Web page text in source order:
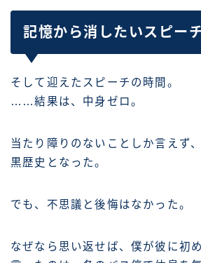
記憶から消したいスピー
そして迎えたスピーチの時間。
……結果は、中身ゼロ。
当たり障りのないことしか言えず
黒歴史となった。
でも、不思議と後悔はなかった。
なぜなら思い返せば、僕が彼に初